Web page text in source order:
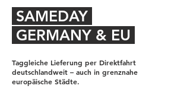
SAMEDAY
GERMANY & EU
Taggleiche Lieferung per Direktfahrt
deutschlandweit – auch in grenznahe
europäische Städte.